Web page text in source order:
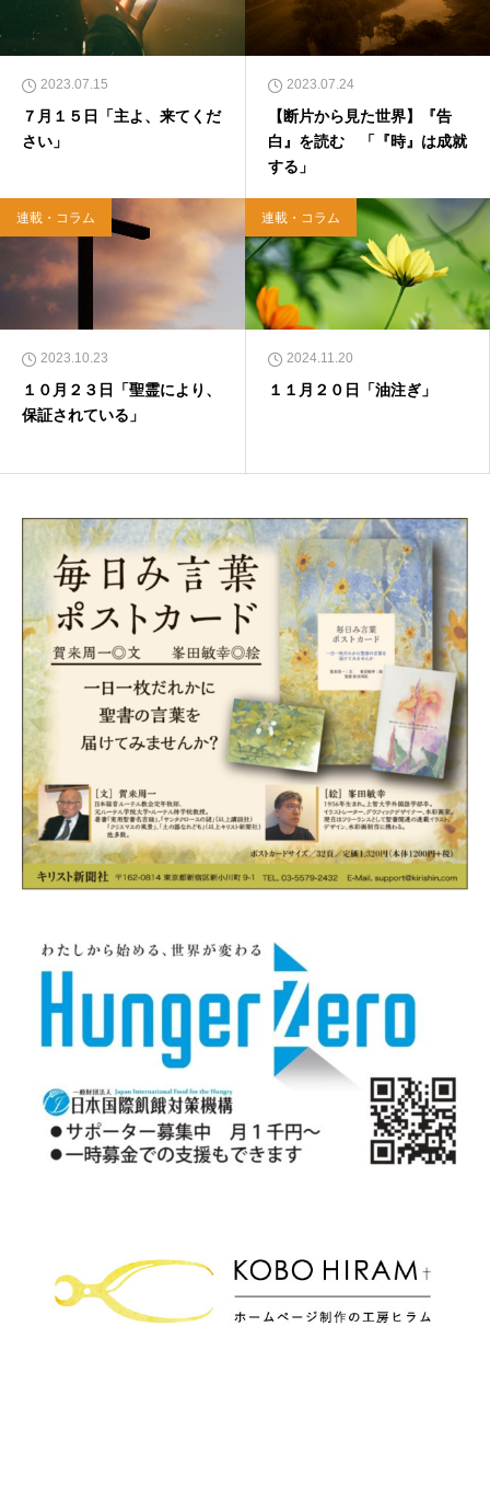
2023.07.15
７月１５日「主よ、来てくだ
さい」
2023.07.24
【断片から見た世界】『告
白』を読む 「『時』は成就
する」
連載・コラム
2023.10.23
１０月２３日「聖霊により、
保証されている」
連載・コラム
2024.11.20
１１月２０日「油注ぎ」